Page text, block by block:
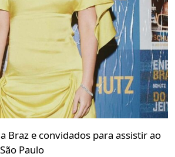
Braz e convidados para assistir ao
Paulo